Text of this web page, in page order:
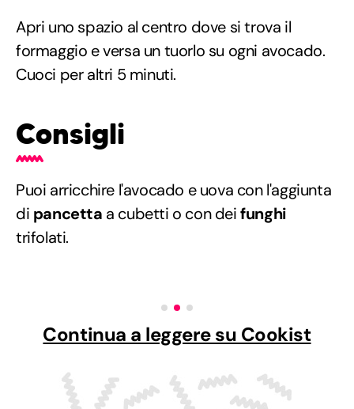
Apri uno spazio al centro dove si trova il
formaggio e versa un tuorlo su ogni avocado.
Cuoci per altri 5 minuti.
Consigli
Puoi arricchire l'avocado e uova con l'aggiunta
di pancetta a cubetti o con deifunghi
trifolati.
Continua a leggere su Cookist